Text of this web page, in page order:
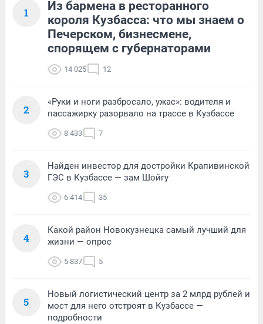
1
Из бармена в ресторанного
короля Кузбасса: что мы знаем о
Печерском, бизнесмене,
спорящем с губернаторами
14 025 12
2
«Руки и ноги разбросало, ужас»: водителя и
пассажирку разорвало на трассе в Кузбассе
8 433 7
3
Найден инвестор для достройки Крапивинской
ГЭС в Кузбассе — зам Шойгу
6 414 35
4
Какой район Новокузнецка самый лучший для
жизни — опрос
5 837 5
5
Новый логистический центр за 2 млрд рублей и
мост для него отстроят в Кузбассе —
подробности